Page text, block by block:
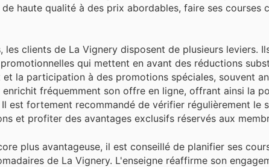
haute qualité à des prix abordables, faire ses courses
les clients de La Vignery disposent de plusieurs leviers.
qui mettent en avant des réductions
la participation à des promotions spéciales, souvent
fréquemment son offre en ligne, offrant ainsi la
est fortement recommandé de vérifier régulièrement
et profiter des avantages exclusifs réservés aux
plus avantageuse, il est conseillé de planifier ses
de La Vignery. L'enseigne réaffirme son